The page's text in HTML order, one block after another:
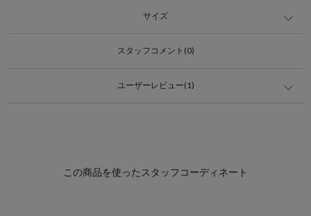
サイズ
スタッフコメント(0)
ユーザーレビュー(1)